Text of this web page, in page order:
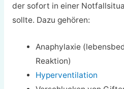
der sofort in einer
sollte. Dazu gehören:
Anaphylaxie
Reaktion)
Hyperventilation